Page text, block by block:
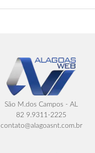
São M.dos Campos - AL
82 9.9311-2225
contato@alagoasnt.com.br